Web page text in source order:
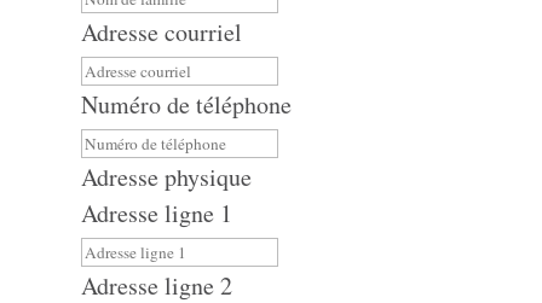
Adresse courriel
Numéro de téléphone
Adresse physique
Adresse ligne 1
Adresse ligne 2